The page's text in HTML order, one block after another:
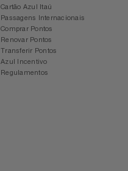
Cartão Azul Itaú
Passagens Internacionais
Comprar Pontos
Renovar Pontos
Transferir Pontos
Azul Incentivo
Regulamentos